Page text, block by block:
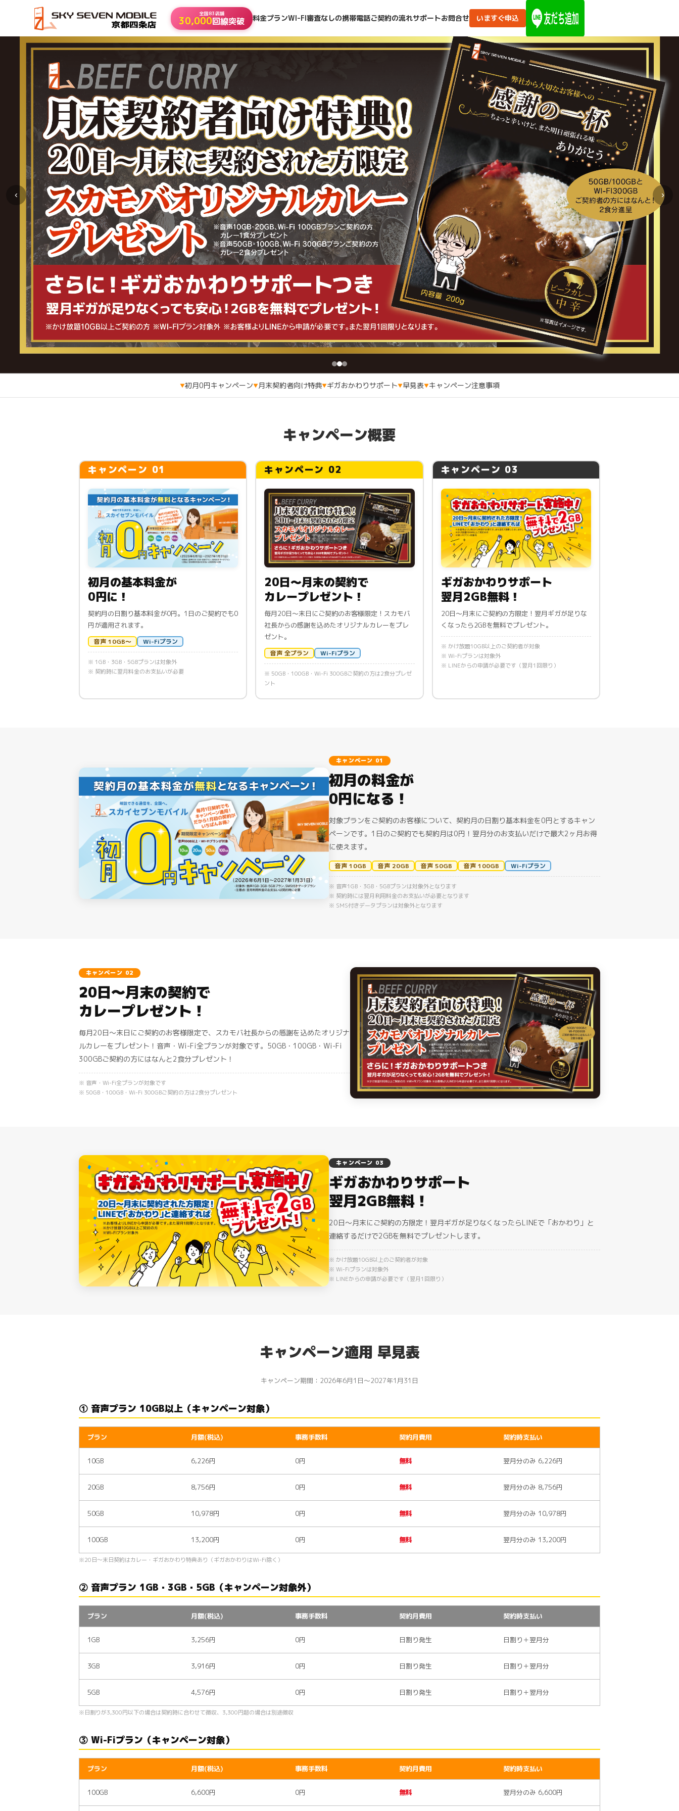
全国83店舗
30,000回線突破 料金プランWI-FI審査なしの携帯電話ご契約の流れサポートお問合せ いますぐ申込
📅 キャンペーン期間：2026年6月1日（月）〜 2027年1月31日（日）
‹ ›
初月0円キャンペーン 月末契約者向け特典 ギガおかわりサポート 早見表 キャンペーン注意事項
キャンペーン概要
キャンペーン 01
初月の基本料金が
0円に！
契約月の日割り基本料金が0円。1日のご契約でも0
円が適用されます。
音声 10GB〜 Wi-Fiプラン
※ 1GB・3GB・5GBプランは対象外
※ 契約時に翌月料金のお支払いが必要
キャンペーン 02
20日〜月末の契約で
カレープレゼント！
毎月20日〜末日にご契約のお客様限定！スカモバ
社長からの感謝を込めたオリジナルカレーをプレ
ゼント。
音声 全プラン Wi-Fiプラン
※ 50GB・100GB・Wi-Fi 300GBご契約の方は2食分プレゼ
ント
キャンペーン 03
ギガおかわりサポート
翌月2GB無料！
20日〜月末にご契約の方限定！翌月ギガが足りな
くなったら2GBを無料でプレゼント。
※ かけ放題10GB以上のご契約者が対象
※ Wi-Fiプランは対象外
※ LINEからの申請が必要です（翌月1回限り）
キャンペーン 01
初月の料金が
0円になる！
対象プランをご契約のお客様について、契約月の日割り基本料金を0円 とするキャン
ペーンです。1日のご契約でも契約月は0円！翌月分のお支払いだけで最大2ヶ月お得
に使えます。
音声 10GB 音声 20GB 音声 50GB 音声 100GB Wi-Fiプラン
※ 音声1GB・3GB・5GBプランは対象外となります
※ 契約時には翌月利用料金のお支払いが必要となります
※ SMS付きデータプランは対象外となります
キャンペーン 02
20日〜月末の契約で
カレープレゼント！
毎月20日〜末日にご契約のお客様限定で、スカモバ社長からの感謝を込めたオリジナ
ルカレーをプレゼント！音声・Wi-Fi全プランが対象です。50GB・100GB・Wi-Fi
300GBご契約の方にはなんと2食分プレゼント！
※ 音声・Wi-Fi全プランが対象です
※ 50GB・100GB・Wi-Fi 300GBご契約の方は2食分プレゼント
キャンペーン 03
ギガおかわりサポート
翌月2GB無料！
20日〜月末にご契約の方限定！翌月ギガが足りなくなったらLINEで「おかわり」と
連絡するだけで2GBを無料でプレゼントします。
※ かけ放題10GB以上のご契約者が対象
※ Wi-Fiプランは対象外
※ LINEからの申請が必要です（翌月1回限り）
キャンペーン適用 早見表
キャンペーン期間：2026年6月1日〜2027年1月31日
① 音声プラン 10GB以上（キャンペーン対象）
プラン 月額(税込) 事務手数料 契約月費用 契約時支払い
10GB 6,226円 0円 無料 翌月分のみ 6,226円
20GB 8,756円 0円 無料 翌月分のみ 8,756円
50GB 10,978円 0円 無料 翌月分のみ 10,978円
100GB 13,200円 0円 無料 翌月分のみ 13,200円
※20日〜末日契約はカレー・ギガおかわり特典あり（ギガおかわりはWi-Fi除く）
② 音声プラン 1GB・3GB・5GB（キャンペーン対象外）
プラン 月額(税込) 事務手数料 契約月費用 契約時支払い
1GB 3,256円 0円 日割り発生 日割り＋翌月分
3GB 3,916円 0円 日割り発生 日割り＋翌月分
5GB 4,576円 0円 日割り発生 日割り＋翌月分
※日割りが3,300円以下の場合は契約時に合わせて徴収、3,300円超の場合は別途徴収
③ Wi-Fiプラン（キャンペーン対象）
プラン 月額(税込) 事務手数料 契約月費用 契約時支払い
100GB 6,600円 0円 無料 翌月分のみ 6,600円